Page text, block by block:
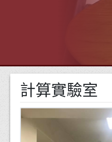
計算實驗室